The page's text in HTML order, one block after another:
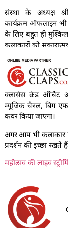
संस्था के अध्यक्ष
कार्यक्रम ऑफलाइन भी
के लिए बहुत ही
कलाकारों को
क्लासेस क्रेड ऑर्बिट
म्यूजिक चैनल, बिग
कवर किया जाएगा।
अगर आप भी कलाकार
प्रदर्शन की इच्छा
महोत्सव की लाइव